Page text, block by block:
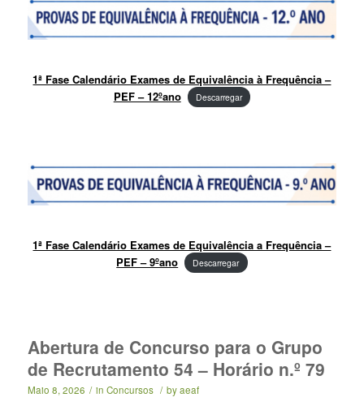
1ª Fase Calendário Exames de Equivalência à Frequência –
PEF – 12ºano
Descarregar
1ª Fase Calendário Exames de Equivalência a Frequência –
PEF – 9ºano
Descarregar
Abertura de Concurso para o Grupo
de Recrutamento 54 – Horário n.º 79
Maio 8, 2026 / in Concursos / byaeaf